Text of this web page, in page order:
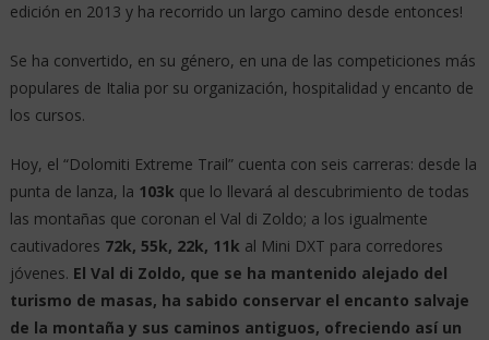
edición en 2013 y ha recorrido un largo camino desde entonces!
Se ha convertido, en su género, en una de las competiciones más
populares de Italia por su organización, hospitalidad y encanto de
los cursos.
Hoy, el “Dolomiti Extreme Trail” cuenta con seis carreras: desde la
punta de lanza, la 103k que lo llevará al descubrimiento de todas
las montañas que coronan el Val di Zoldo; a los igualmente
cautivadores 72k, 55k, 22k, 11k al Mini DXT para corredores
jóvenes. El Val di Zoldo, que se ha mantenido alejado del
turismo de masas, ha sabido conservar el encanto salvaje
de la montaña y sus caminos antiguos, ofreciendo así un